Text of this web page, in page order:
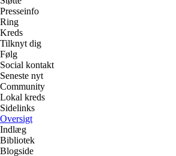
Presseinfo
Ring
Kreds
Tilknyt dig
Følg
Social kontakt
Seneste nyt
Community
Lokal kreds
Sidelinks
Oversigt
Indlæg
Bibliotek
Blogside